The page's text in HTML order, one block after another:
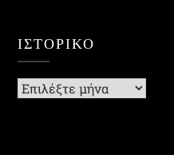
ΙΣΤΟΡΙΚΌ
Ιστορικό